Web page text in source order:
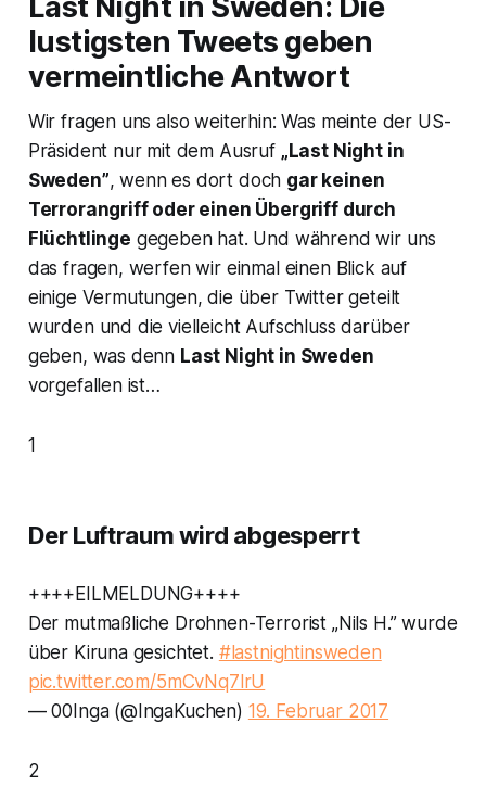
lustigsten Tweets geben
vermeintliche Antwort
Wir fragen uns also weiterhin: Was meinte der US-
Präsident nur mit dem Ausruf „Last Night in
Sweden”, wenn es dort doch gar keinen
Terrorangriff oder einen Übergriff durch
Flüchtlinge gegeben hat. Und während wir uns
das fragen, werfen wir einmal einen Blick auf
einige Vermutungen, die über Twitter geteilt
wurden und die vielleicht Aufschluss darüber
geben, was denn Last Night in Sweden
vorgefallen ist…
1
Der Luftraum wird abgesperrt
++++EILMELDUNG++++
Der mutmaßliche Drohnen-Terrorist „Nils H.” wurde
über Kiruna gesichtet. #lastnightinsweden
pic.twitter.com/5mCvNq7lrU
— 00Inga (@IngaKuchen) 19. Februar 2017
2